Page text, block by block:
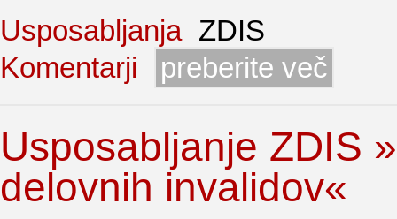
Usposabljanja ZDIS
Komentarji
preberite več
Usposabljanje ZDIS
delovnih invalidov«